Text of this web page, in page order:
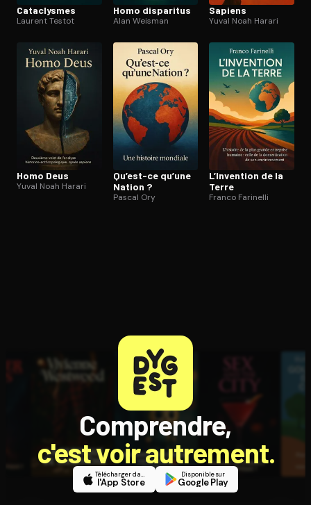
Cataclysmes
Laurent Testot
Homo disparitus
Alan Weisman
Sapiens
Yuval Noah Harari
Homo Deus
Yuval Noah Harari
Qu’est-ce qu’une
Nation ?
Pascal Ory
L’Invention de la
Terre
Franco Farinelli
Comprendre,
c'est voir autrement.
Télécharger dans
l'App Store
Disponible sur
Google Play